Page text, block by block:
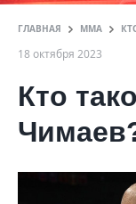
ГЛАВНАЯ ММА
18 октября 2023
Кто